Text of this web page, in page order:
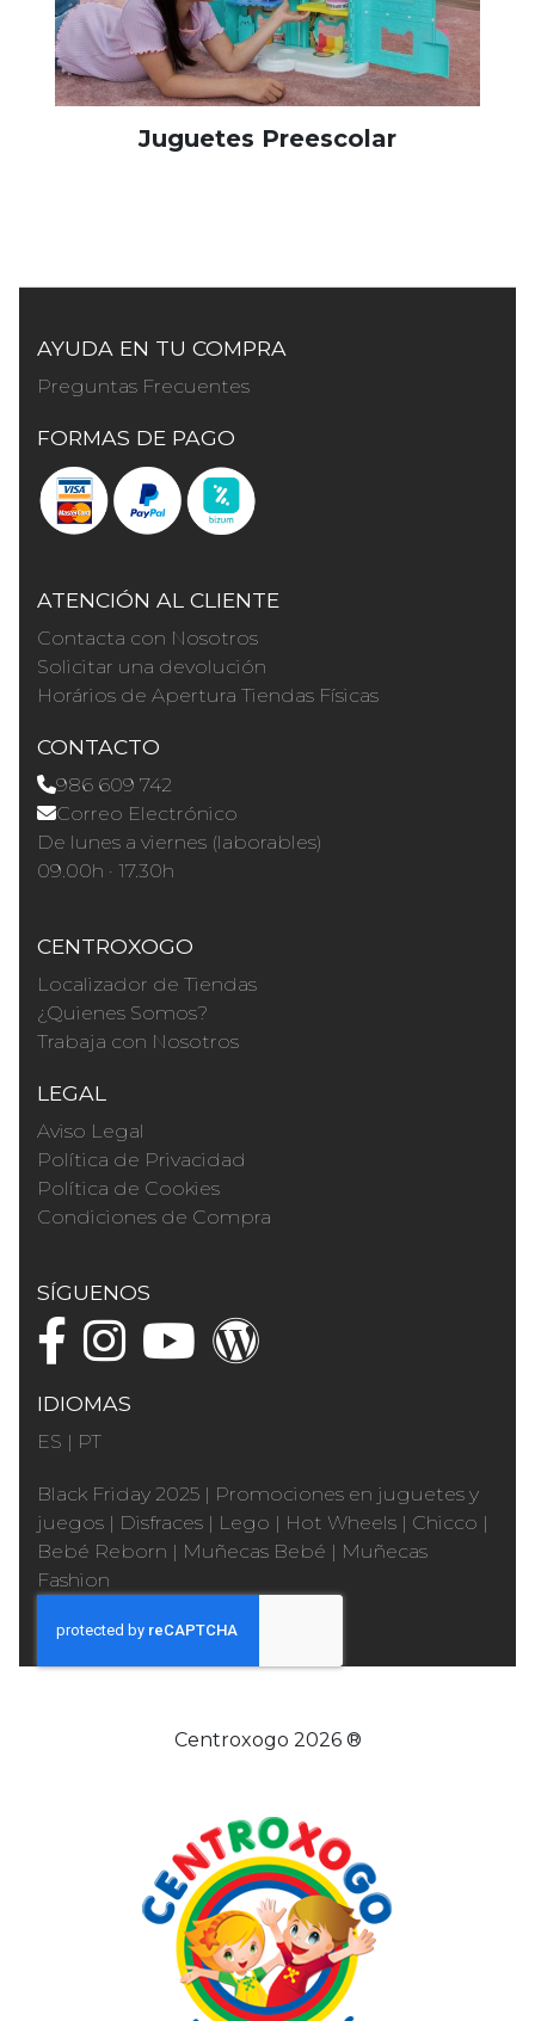
Juguetes Preescolar
AYUDA EN TU COMPRA
Preguntas Frecuentes
FORMAS DE PAGO
ATENCIÓN AL CLIENTE
Contacta con Nosotros
Solicitar una devolución
Horários de Apertura Tiendas Físicas
CONTACTO
986 609 742
Correo Electrónico
De lunes a viernes (laborables)
09.00h · 17.30h
CENTROXOGO
Localizador de Tiendas
¿Quienes Somos?
Trabaja con Nosotros
LEGAL
Aviso Legal
Política de Privacidad
Política de Cookies
Condiciones de Compra
SÍGUENOS
IDIOMAS
ES | PT
Black Friday 2025 | Promociones en juguetes y
juegos | Disfraces | Lego | Hot Wheels | Chicco |
Bebé Reborn | Muñecas Bebé | Muñecas
Fashion
Centroxogo 2026 ®